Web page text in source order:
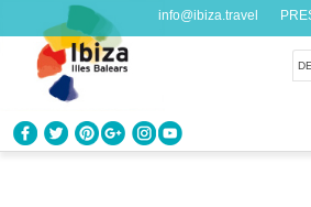
info@ibiza.travel